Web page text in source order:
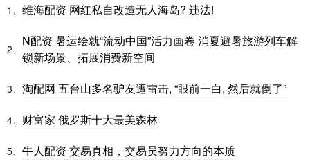
1、 维海配资 网红私自改造无人海岛? 违法!
2、
N配资 暑运绘就“流动中国”活力画卷 消夏避暑旅游列车解
锁新场景、拓展消费新空间
3、 淘配网 五台山多名驴友遭雷击, “眼前一白, 然后就倒了”
4、 财富家 俄罗斯十大最美森林
5、 牛人配资 交易真相，交易员努力方向的本质